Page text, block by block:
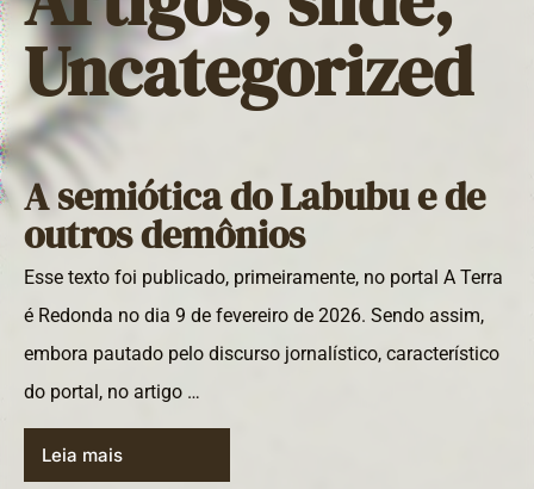
Uncategorized
A semiótica do Labubu e de
outros demônios
Esse texto foi publicado, primeiramente, no portal A Terra
é Redonda no dia 9 de fevereiro de 2026. Sendo assim,
embora pautado pelo discurso jornalístico, característico
do portal, no artigo …
Leia mais